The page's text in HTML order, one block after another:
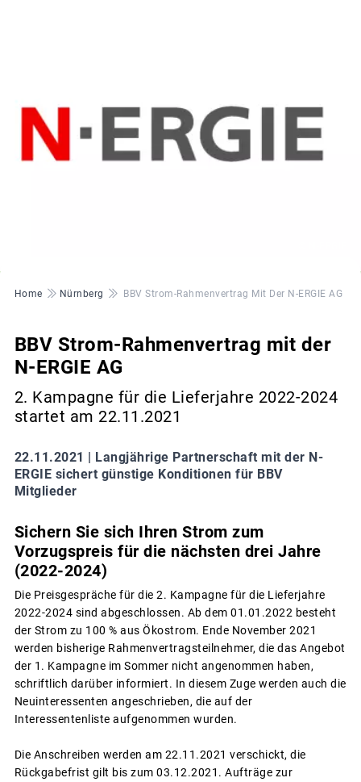
Pfadnavigation
Home Nürnberg BBV Strom-Rahmenvertrag Mit Der N-ERGIE AG
BBV Strom-Rahmenvertrag mit der
N-ERGIE AG
2. Kampagne für die Lieferjahre 2022-2024
startet am 22.11.2021
22.11.2021 | Langjährige Partnerschaft mit der N-
ERGIE sichert günstige Konditionen für BBV
Mitglieder
Sichern Sie sich Ihren Strom zum
Vorzugspreis für die nächsten drei Jahre
(2022-2024)
Die Preisgespräche für die 2. Kampagne für die Lieferjahre
2022-2024 sind abgeschlossen. Ab dem 01.01.2022 besteht
der Strom zu 100 % aus Ökostrom. Ende November 2021
werden bisherige Rahmenvertragsteilnehmer, die das Angebot
der 1. Kampagne im Sommer nicht angenommen haben,
schriftlich darüber informiert. In diesem Zuge werden auch die
Neuinteressenten angeschrieben, die auf der
Interessentenliste aufgenommen wurden.
Die Anschreiben werden am 22.11.2021 verschickt, die
Rückgabefrist gilt bis zum 03.12.2021. Aufträge zur